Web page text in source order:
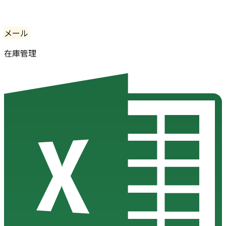
メール
在庫管理